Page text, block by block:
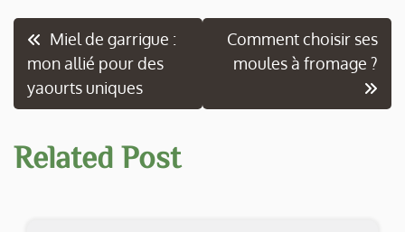
Navigation
de
l’article
Miel de garrigue :
mon allié pour des
yaourts uniques
Comment choisir ses
moules à fromage ?
Related Post